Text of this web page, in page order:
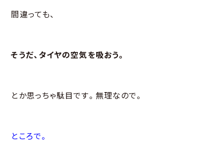
間違っても、
そうだ、タイヤの空気を吸おう。
とか思っちゃ駄目です。無理なので。
ところで。